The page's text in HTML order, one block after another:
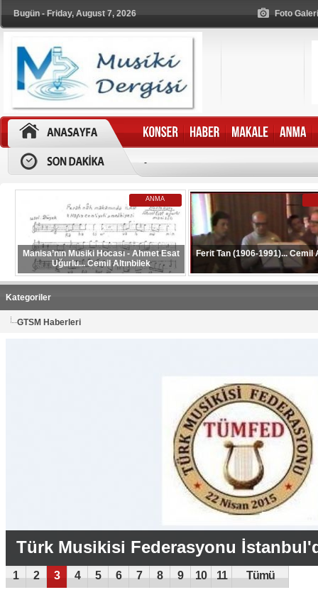
Bugün - Friday, August 7, 2026 Foto Galeri
-
ANMA
Manisa’nın Musiki Hocası - Ahmet Esat
Uğurlu... Cemil Altınbilek
Ferit Tan (1906-1991)... Cemil
Kategoriler
GTSM Haberleri
Türk Musikisi Federasyonu
1 2 3 4 5 6 7 8 9 10 11 Tümü